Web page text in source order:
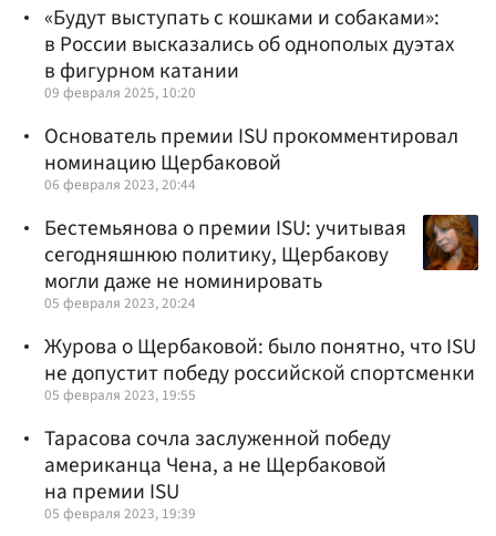
«Будут выступать с кошками и собаками»:
в России высказались об однополых дуэтах
в фигурном катании
09 февраля 2025, 10:20
Основатель премии ISU прокомментировал
номинацию Щербаковой
06 февраля 2023, 20:44
Бестемьянова о премии ISU: учитывая
сегодняшнюю политику, Щербакову
могли даже не номинировать
05 февраля 2023, 20:24
Журова о Щербаковой: было понятно, что ISU
не допустит победу российской спортсменки
05 февраля 2023, 19:55
Тарасова сочла заслуженной победу
американца Чена, а не Щербаковой
на премии ISU
05 февраля 2023, 19:39